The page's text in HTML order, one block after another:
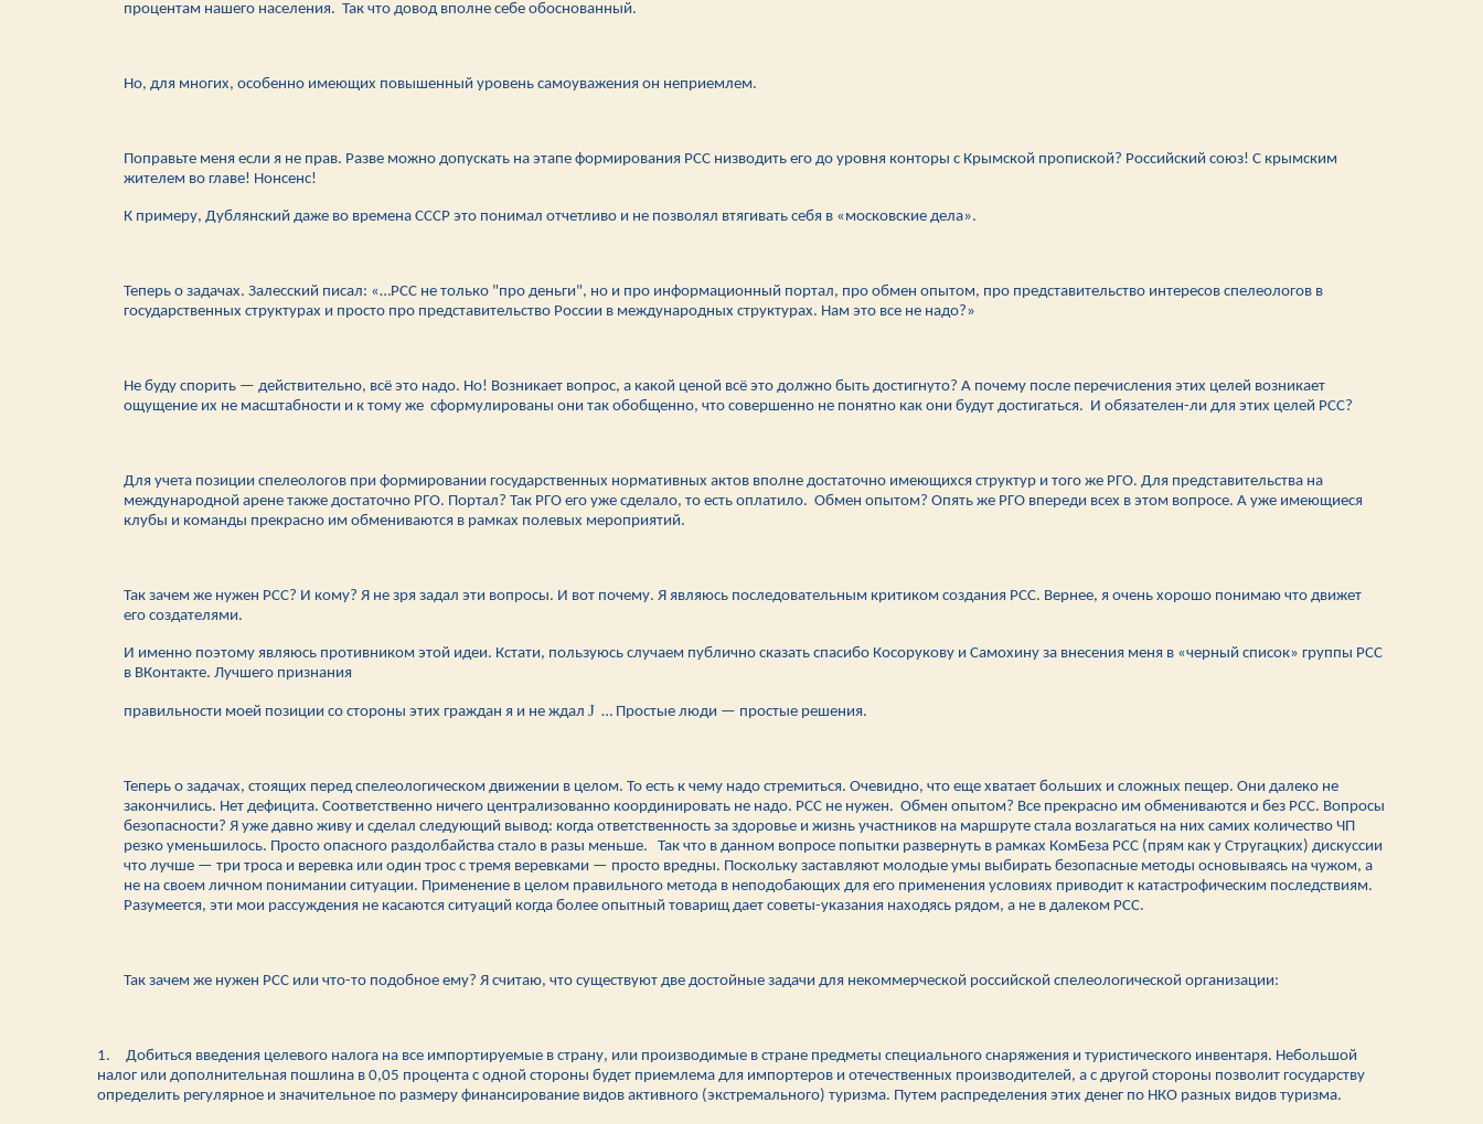
процентам нашего населения. Так что довод вполне себе обоснованный.
Но, для многих, особенно имеющих повышенный уровень самоуважения он неприемлем.
Поправьте меня если я не прав. Разве можно допускать на этапе формирования РСС низводить его до уровня конторы с Крымской пропиской? Российский союз! С крымским
жителем во главе! Нонсенс!
К примеру, Дублянский даже во времена СССР это понимал отчетливо и не позволял втягивать себя в «московские дела».
Теперь о задачах. Залесский писал: «…РСС не только "про деньги", но и про информационный портал, про обмен опытом, про представительство интересов спелеологов в
государственных структурах и просто про представительство России в международных структурах. Нам это все не надо?»
Не буду спорить — действительно, всё это надо. Но! Возникает вопрос, а какой ценой всё это должно быть достигнуто? А почему после перечисления этих целей возникает
ощущение их не масштабности и к тому же сформулированы они так обобщенно, что совершенно не понятно как они будут достигаться. И обязателен-ли для этих целей РСС?
Для учета позиции спелеологов при формировании государственных нормативных актов вполне достаточно имеющихся структур и того же РГО. Для представительства на
международной арене также достаточно РГО. Портал? Так РГО его уже сделало, то есть оплатило. Обмен опытом? Опять же РГО впереди всех в этом вопросе. А уже имеющиеся
клубы и команды прекрасно им обмениваются в рамках полевых мероприятий.
Так зачем же нужен РСС? И кому? Я не зря задал эти вопросы. И вот почему. Я являюсь последовательным критиком создания РСС. Вернее, я очень хорошо понимаю что движет
его создателями.
И именно поэтому являюсь противником этой идеи. Кстати, пользуюсь случаем публично сказать спасибо Косорукову и Самохину за внесения меня в «черный список» группы РСС
в ВКонтакте. Лучшего признания
правильности моей позиции со стороны этих граждан я и не ждал J … Простые люди — простые решения.
Теперь о задачах, стоящих перед спелеологическом движении в целом. То есть к чему надо стремиться. Очевидно, что еще хватает больших и сложных пещер. Они далеко не
закончились. Нет дефицита. Соответственно ничего централизованно координировать не надо. РСС не нужен. Обмен опытом? Все прекрасно им обмениваются и без РСС. Вопросы
безопасности? Я уже давно живу и сделал следующий вывод: когда ответственность за здоровье и жизнь участников на маршруте стала возлагаться на них самих количество ЧП
резко уменьшилось. Просто опасного раздолбайства стало в разы меньше. Так что в данном вопросе попытки развернуть в рамках КомБеза РСС (прям как у Стругацких) дискуссии
что лучше — три троса и веревка или один трос с тремя веревками — просто вредны. Поскольку заставляют молодые умы выбирать безопасные методы основываясь на чужом, а
не на своем личном понимании ситуации. Применение в целом правильного метода в неподобающих для его применения условиях приводит к катастрофическим последствиям.
Разумеется, эти мои рассуждения не касаются ситуаций когда более опытный товарищ дает советы-указания находясь рядом, а не в далеком РСС.
Так зачем же нужен РСС или что-то подобное ему? Я считаю, что существуют две достойные задачи для некоммерческой российской спелеологической организации:
1.
Добиться введения целевого налога на все импортируемые в страну, или производимые в стране предметы специального снаряжения и туристического инвентаря. Небольшой
налог или дополнительная пошлина в 0,05 процента с одной стороны будет приемлема для импортеров и отечественных производителей, а с другой стороны позволит государству
определить регулярное и значительное по размеру финансирование видов активного (экстремального) туризма. Путем распределения этих денег по НКО разных видов туризма.